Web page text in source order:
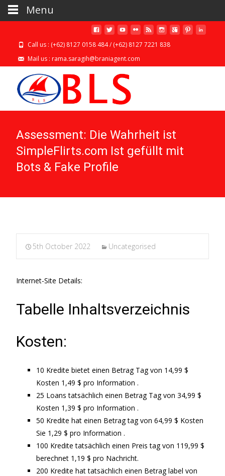
Call us : (+62) 8127 0158 484 / (+62) 8127 7221 838
Mail us : rama.saragih@braniagent.com
Assessment: Die Wahrheit ist
SimpleFlirts.com Ist gefüllt mit
Bots & Fake Profile
5th October 2022 Uncategorised
Internet-Site Details:
Tabelle Inhaltsverzeichnis
Kosten:
10 Kredite bietet einen Betrag Tag von 14,99 $
Kosten 1,49 $ pro Information .
25 Loans tatsächlich einen Betrag Tag von 34,99 $
Kosten 1,39 $ pro Information .
50 Kredite hat einen Betrag tag von 64,99 $ Kosten
Sie 1,29 $ pro Information .
100 Kredite tatsächlich einen Preis tag von 119,99 $
berechnet 1,19 $ pro Nachricht.
200 Kredite hat tatsächlich einen Betrag label von
Menu